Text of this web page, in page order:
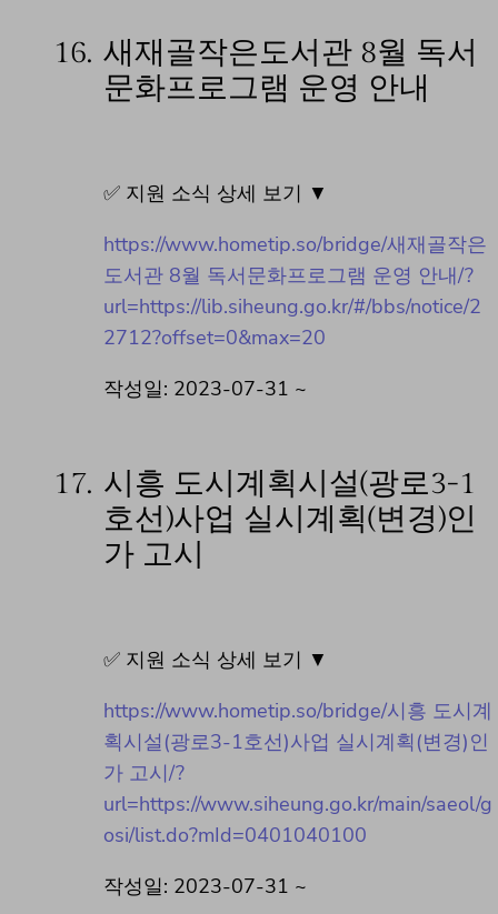
16. 새재골작은도서관 8월 독서
문화프로그램 운영 안내
✅ 지원 소식 상세 보기 ▼
https://www.hometip.so/bridge/새재골작은
도서관 8월 독서문화프로그램 운영 안내/?
url=https://lib.siheung.go.kr/#/bbs/notice/2
2712?offset=0&max=20
작성일: 2023-07-31 ~
17. 시흥 도시계획시설(광로3-1
호선)사업 실시계획(변경)인
가 고시
✅ 지원 소식 상세 보기 ▼
https://www.hometip.so/bridge/시흥 도시계
획시설(광로3-1호선)사업 실시계획(변경)인
가 고시/?
url=https://www.siheung.go.kr/main/saeol/g
osi/list.do?mId=0401040100
작성일: 2023-07-31 ~